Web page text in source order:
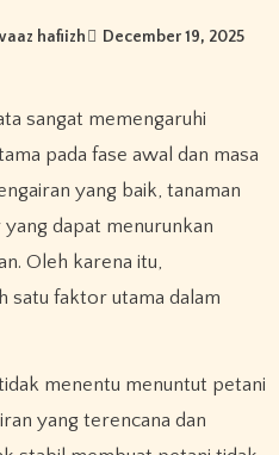
hafiizh December 19, 2025
pada fase awal dan masa
yang baik, tanaman
dapat menurunkan
Oleh karena itu,
satu faktor utama dalam
menentu menuntut petani
yang terencana dan